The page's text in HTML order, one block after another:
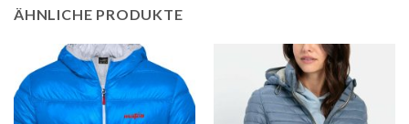
ÄHNLICHE PRODUKTE